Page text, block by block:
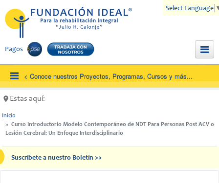
Select Language
Pagos
Programas Transversales y Estrategias de Articulación
Estas aquí:
Inicio
Curso Introductorio Modelo Contemporáneo de NDT Para Personas Post ACV o
Lesión Cerebral: Un Enfoque Interdisciplinario
Suscríbete a nuestro Boletín >>